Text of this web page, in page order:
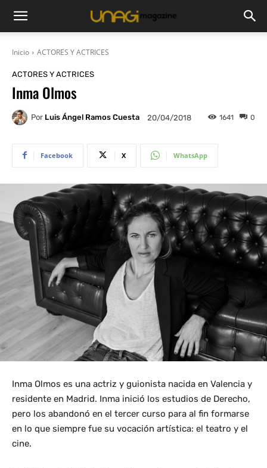
Inicio ACTORES Y ACTRICES
ACTORES Y ACTRICES
Inma Olmos
Por Luis Ángel Ramos Cuesta 20/04/2018 0
1641
Facebook X WhatsApp
Inma Olmos es una actriz y guionista nacida en Valencia y
residente en Madrid. Inma inició los estudios de Derecho,
pero los abandonó en el tercer curso para al fin formarse
en lo que siempre fue su vocación artística: el teatro y el
cine.